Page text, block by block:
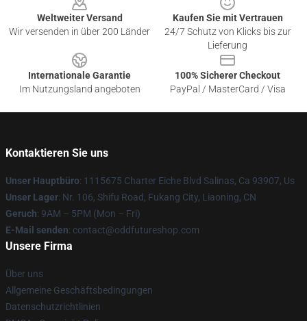
Weltweiter Versand
Wir versenden in über 200 Länder
Kaufen Sie mit Vertrauen
24/7 Schutz von Klicks bis zur
Lieferung
Internationale Garantie
Im Nutzungsland angeboten
100% Sicherer Checkout
PayPal / MasterCard / Visa
Kontaktieren Sie uns
Unser Hauptbüro: 1115675 Charter Eiche Blvd Salinas, Ca 93907, Us
Unser Lager: Nr. 106, Shifu Road, Fukang City, Liaoning, CN
Geruch: 9AM – 5PM (Mon – Fri)
E-Mail senden: contact@oddfutureshop.com
Unsere Firma
Über uns
Allgemeine Geschäftsbedingungen
Datenschutzrichtlinien